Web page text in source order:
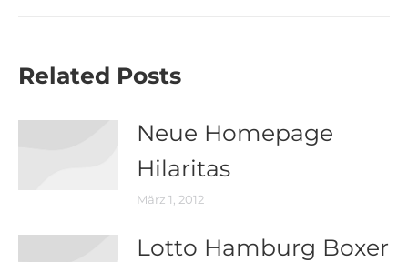
Related Posts
Neue Homepage
Hilaritas
März 1, 2012
Lotto Hamburg Boxer